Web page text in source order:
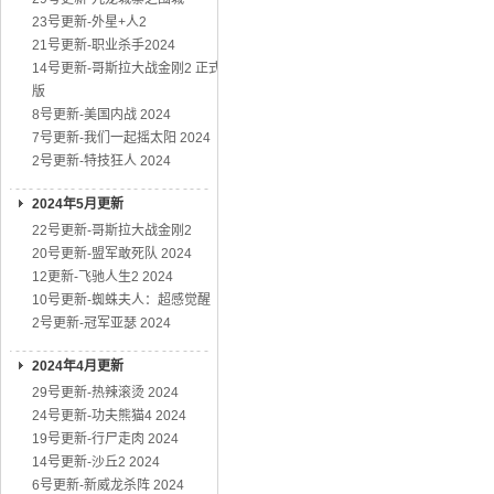
23号更新-外星+人2
21号更新-职业杀手2024
14号更新-哥斯拉大战金刚2 正式
版
8号更新-美国内战 2024
7号更新-我们一起摇太阳 2024
2号更新-特技狂人 2024
2024年5月更新
22号更新-哥斯拉大战金刚2
20号更新-盟军敢死队 2024
12更新-飞驰人生2 2024
10号更新-蜘蛛夫人：超感觉醒
2号更新-冠军亚瑟 2024
2024年4月更新
29号更新-热辣滚烫 2024
24号更新-功夫熊猫4 2024
19号更新-行尸走肉 2024
14号更新-沙丘2 2024
6号更新-新威龙杀阵 2024